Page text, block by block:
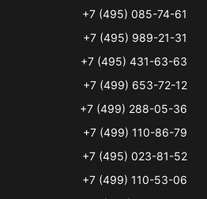
+7 (495) 085-74-61
+7 (495) 989-21-31
+7 (495) 431-63-63
+7 (499) 653-72-12
+7 (499) 288-05-36
+7 (499) 110-86-79
+7 (495) 023-81-52
+7 (499) 110-53-06